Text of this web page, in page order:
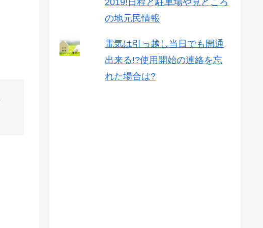
2019!日程と駐車場や見どころ
の地元民情報
電気は引っ越し当日でも開通
出来る!?使用開始の連絡を忘
れた場合は?